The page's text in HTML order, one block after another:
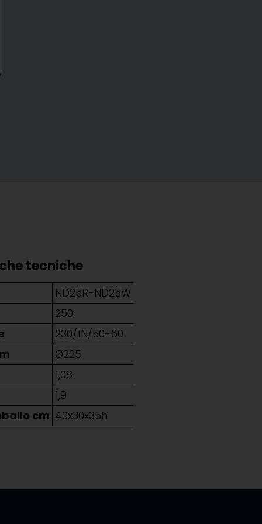
tecniche
ND25R-ND25W
250
230/1N/50-60
Ø225
1,08
1,9
cm 40x30x35h